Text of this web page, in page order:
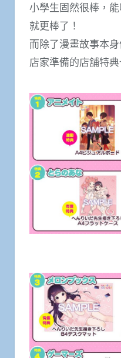
小學生固然很棒，
就更棒了！
而除了漫畫故事本
店家準備的店舖特